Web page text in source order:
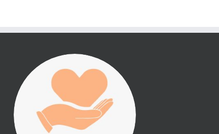
진리횃불 사역은 여러분
의 후원으로 이루어집니
다.